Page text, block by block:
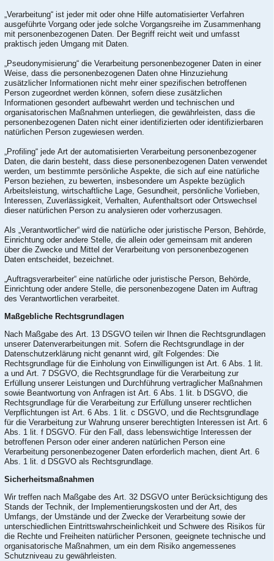
„Verarbeitung“ ist jeder mit oder ohne Hilfe automatisierter Verfahren
ausgeführte Vorgang oder jede solche Vorgangsreihe im Zusammenhang
mit personenbezogenen Daten. Der Begriff reicht weit und umfasst
praktisch jeden Umgang mit Daten.
„Pseudonymisierung“ die Verarbeitung personenbezogener Daten in einer
Weise, dass die personenbezogenen Daten ohne Hinzuziehung
zusätzlicher Informationen nicht mehr einer spezifischen betroffenen
Person zugeordnet werden können, sofern diese zusätzlichen
Informationen gesondert aufbewahrt werden und technischen und
organisatorischen Maßnahmen unterliegen, die gewährleisten, dass die
personenbezogenen Daten nicht einer identifizierten oder identifizierbaren
natürlichen Person zugewiesen werden.
„Profiling“ jede Art der automatisierten Verarbeitung personenbezogener
Daten, die darin besteht, dass diese personenbezogenen Daten verwendet
werden, um bestimmte persönliche Aspekte, die sich auf eine natürliche
Person beziehen, zu bewerten, insbesondere um Aspekte bezüglich
Arbeitsleistung, wirtschaftliche Lage, Gesundheit, persönliche Vorlieben,
Interessen, Zuverlässigkeit, Verhalten, Aufenthaltsort oder Ortswechsel
dieser natürlichen Person zu analysieren oder vorherzusagen.
Als „Verantwortlicher“ wird die natürliche oder juristische Person, Behörde,
Einrichtung oder andere Stelle, die allein oder gemeinsam mit anderen
über die Zwecke und Mittel der Verarbeitung von personenbezogenen
Daten entscheidet, bezeichnet.
„Auftragsverarbeiter“ eine natürliche oder juristische Person, Behörde,
Einrichtung oder andere Stelle, die personenbezogene Daten im Auftrag
des Verantwortlichen verarbeitet.
Maßgebliche Rechtsgrundlagen
Nach Maßgabe des Art. 13 DSGVO teilen wir Ihnen die Rechtsgrundlagen
unserer Datenverarbeitungen mit. Sofern die Rechtsgrundlage in der
Datenschutzerklärung nicht genannt wird, gilt Folgendes: Die
Rechtsgrundlage für die Einholung von Einwilligungen ist Art. 6 Abs. 1 lit.
a und Art. 7 DSGVO, die Rechtsgrundlage für die Verarbeitung zur
Erfüllung unserer Leistungen und Durchführung vertraglicher Maßnahmen
sowie Beantwortung von Anfragen ist Art. 6 Abs. 1 lit. b DSGVO, die
Rechtsgrundlage für die Verarbeitung zur Erfüllung unserer rechtlichen
Verpflichtungen ist Art. 6 Abs. 1 lit. c DSGVO, und die Rechtsgrundlage
für die Verarbeitung zur Wahrung unserer berechtigten Interessen ist Art. 6
Abs. 1 lit. f DSGVO. Für den Fall, dass lebenswichtige Interessen der
betroffenen Person oder einer anderen natürlichen Person eine
Verarbeitung personenbezogener Daten erforderlich machen, dient Art. 6
Abs. 1 lit. d DSGVO als Rechtsgrundlage.
Sicherheitsmaßnahmen
Wir treffen nach Maßgabe des Art. 32 DSGVO unter Berücksichtigung des
Stands der Technik, der Implementierungskosten und der Art, des
Umfangs, der Umstände und der Zwecke der Verarbeitung sowie der
unterschiedlichen Eintrittswahrscheinlichkeit und Schwere des Risikos für
die Rechte und Freiheiten natürlicher Personen, geeignete technische und
organisatorische Maßnahmen, um ein dem Risiko angemessenes
Schutzniveau zu gewährleisten.